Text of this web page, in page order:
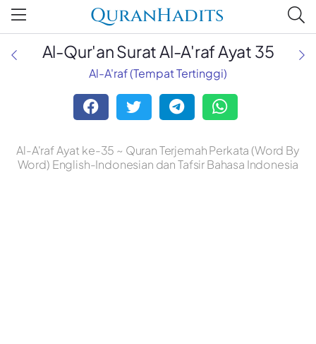
QuranHadits
Al-Qur'an Surat Al-A'raf Ayat 35
Al-A'raf (Tempat Tertinggi)
Al-A'raf Ayat ke-35 ~ Quran Terjemah Perkata (Word By
Word) English-Indonesian dan Tafsir Bahasa Indonesia